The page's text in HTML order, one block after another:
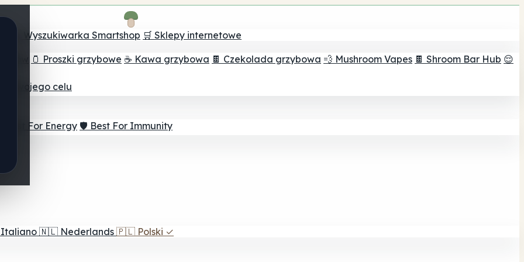
🔮 Wyszukiwarka Smartshop 🛒 Sklepy internetowe
🫙 Proszki grzybowe ☕ Kawa grzybowa 🍫 Czekolada grzybowa 💨 Mushroom Vapes 🍫 Shroom Bar Hub 😌
twojego celu
⚡ Best For Energy 🛡️ Best For Immunity
Italiano 🇳🇱 Nederlands 🇵🇱 Polski ✓